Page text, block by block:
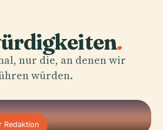
.
nur die, an denen wir
würden.
Redaktion